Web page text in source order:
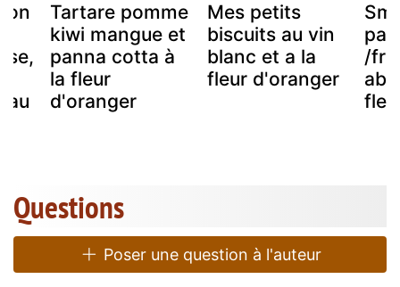
au
Tartare pomme
kiwi mangue et
panna cotta à
la fleur
d'oranger
Mes petits
biscuits au vin
blanc et a la
fleur d'oranger
/
Questions
Poser une question à l'auteur